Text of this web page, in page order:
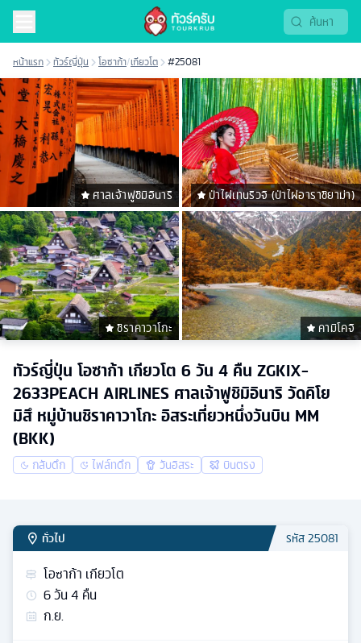
หน้าแรก ทัวร์ญี่ปุ่น โอซาก้า/เกียวโต #25081
ศาลเจ้าฟูชิมิอินาริ ป่าไผ่เทนริวจิ (ป่าไผ่อาราชิยาม่า)
ชิราคาวาโกะ คามิโคจิ
ทัวร์ญี่ปุ่น โอซาก้า เกียวโต 6 วัน 4 คืน ZGKIX-
2633PEACH AIRLINES ศาลเจ้าฟูชิมิอินาริ วัดคิโย
มิสึ หมู่บ้านชิราคาวาโกะ อิสระเที่ยวหนึ่งวันบิน MM
(BKK)
กลับดึก ไฟล์ทดึก วันอิสระ บินตรง
ทั่วไป รหัส25081
โอซาก้า เกียวโต
6วัน4 คืน
ก.ย.